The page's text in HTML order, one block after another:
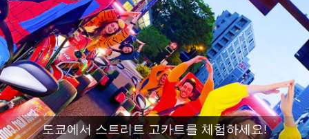
회사 정보 예약
지점 변경
도쿄 시나가와 #1 도쿄 아키하바라#1
도쿄 아키하바라#2 도쿄 시부야
도쿄 시부야 애넥스 도쿄 베이
도쿄 아사쿠사 오사카
도쿄에서 스트리트 고카트를 체험하세요!